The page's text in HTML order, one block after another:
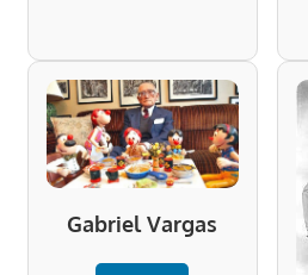
Gabriel Vargas